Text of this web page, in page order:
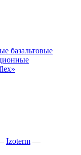
базальтовые
Izoterm —